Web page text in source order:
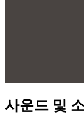
사운드 및